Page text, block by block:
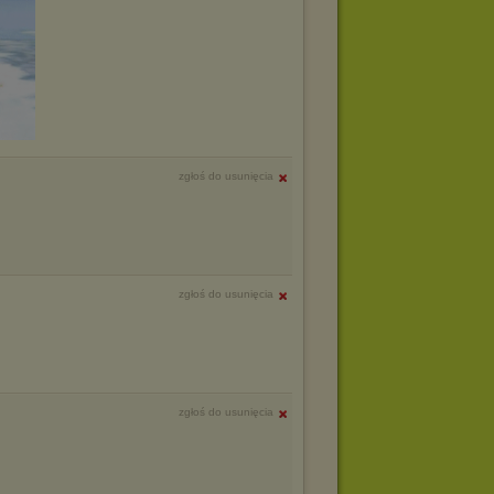
zgłoś do usunięcia
zgłoś do usunięcia
zgłoś do usunięcia